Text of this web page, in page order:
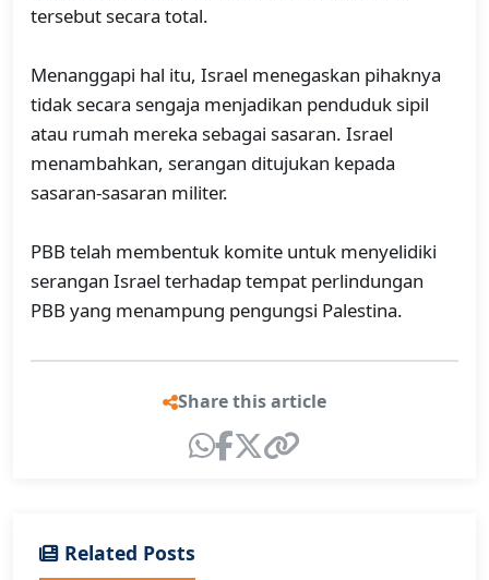
tersebut secara total.
Menanggapi hal itu, Israel menegaskan pihaknya
tidak secara sengaja menjadikan penduduk sipil
atau rumah mereka sebagai sasaran. Israel
menambahkan, serangan ditujukan kepada
sasaran-sasaran militer.
PBB telah membentuk komite untuk menyelidiki
serangan Israel terhadap tempat perlindungan
PBB yang menampung pengungsi Palestina.
Share this article
Related Posts